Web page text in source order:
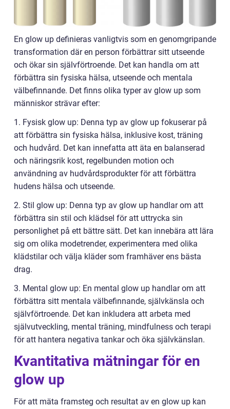
En glow up definieras vanligtvis som en genomgripande
transformation där en person förbättrar sitt utseende
och ökar sin självförtroende. Det kan handla om att
förbättra sin fysiska hälsa, utseende och mentala
välbefinnande. Det finns olika typer av glow up som
människor strävar efter:
1. Fysisk glow up: Denna typ av glow up fokuserar på
att förbättra sin fysiska hälsa, inklusive kost, träning
och hudvård. Det kan innefatta att äta en balanserad
och näringsrik kost, regelbunden motion och
användning av hudvårdsprodukter för att förbättra
hudens hälsa och utseende.
2. Stil glow up: Denna typ av glow up handlar om att
förbättra sin stil och klädsel för att uttrycka sin
personlighet på ett bättre sätt. Det kan innebära att lära
sig om olika modetrender, experimentera med olika
klädstilar och välja kläder som framhäver ens bästa
drag.
3. Mental glow up: En mental glow up handlar om att
förbättra sitt mentala välbefinnande, självkänsla och
självförtroende. Det kan inkludera att arbeta med
självutveckling, mental träning, mindfulness och terapi
för att hantera negativa tankar och öka självkänslan.
Kvantitativa mätningar för en
glow up
För att mäta framsteg och resultat av en glow up kan